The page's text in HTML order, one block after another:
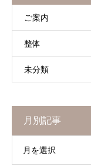
ご案内
整体
未分類
月別記事
月を選択